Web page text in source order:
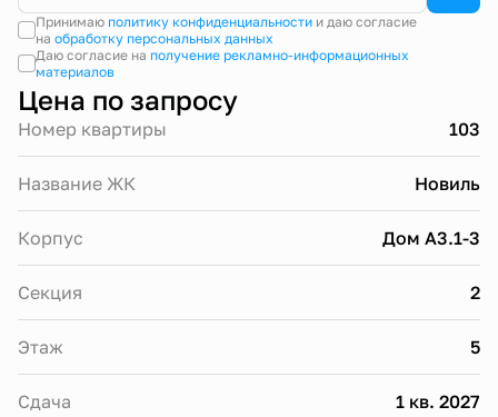
Принимаю политику конфиденциальностии даю согласие
на обработку персональных данных
Даю согласие на получение рекламно-информационных
материалов
Цена по запросу
Номер квартиры 103
Название ЖК Новиль
Корпус Дом А3.1-3
Секция 2
Этаж 5
Сдача 1 кв. 2027